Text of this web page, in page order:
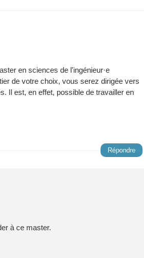
en sciences de l'ingénieur·e
de votre choix, vous serez dirigée vers
Il est, en effet, possible de travailler en
Répondre
à ce master.